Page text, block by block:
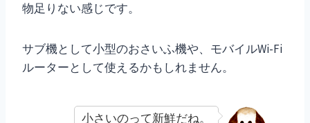
物足りない感じです。
サブ機として小型のおさいふ機や、モバイルWi-Fi
ルーターとして使えるかもしれません。
小さいのって新鮮だね。